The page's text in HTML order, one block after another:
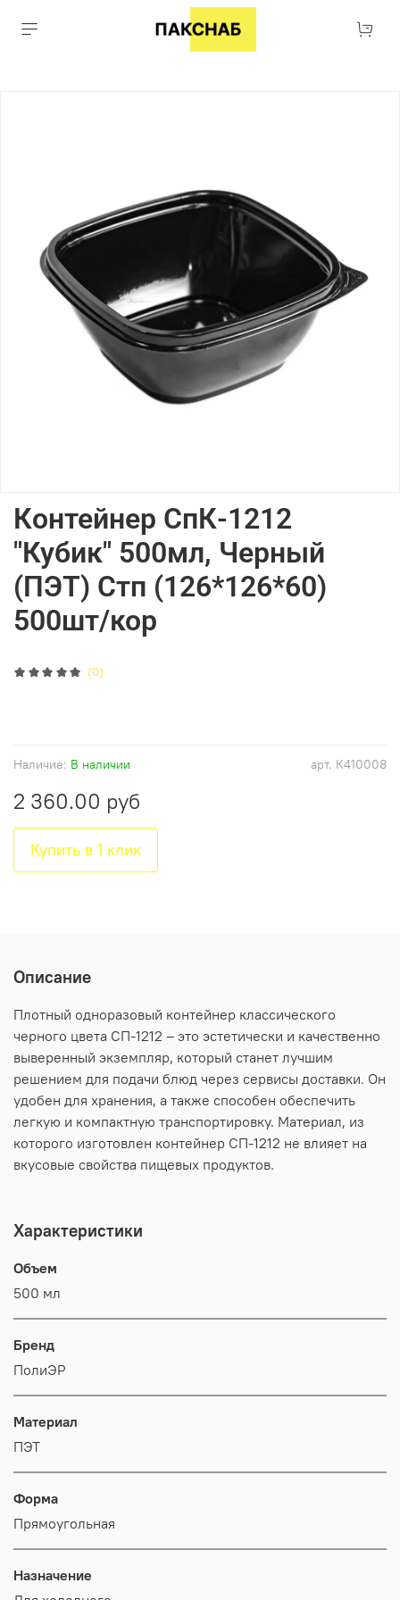
(0)
арт. К410008
Наличие: В наличии
Контейнер СпК-1212
"Кубик" 500мл, Черный
(ПЭТ) Стп (126*126*60)
500шт/кор
2 360.00 руб
Купить в 1 клик
Описание
Плотный одноразовый контейнер классического
черного цвета СП-1212 – это эстетически и качественно
выверенный экземпляр, который станет лучшим
решением для подачи блюд через сервисы доставки. Он
удобен для хранения, а также способен обеспечить
легкую и компактную транспортировку. Материал, из
которого изготовлен контейнер СП-1212 не влияет на
вкусовые свойства пищевых продуктов.
Характеристики
Объем
500 мл
Бренд
ПолиЭР
Материал
ПЭТ
Форма
Прямоугольная
Назначение